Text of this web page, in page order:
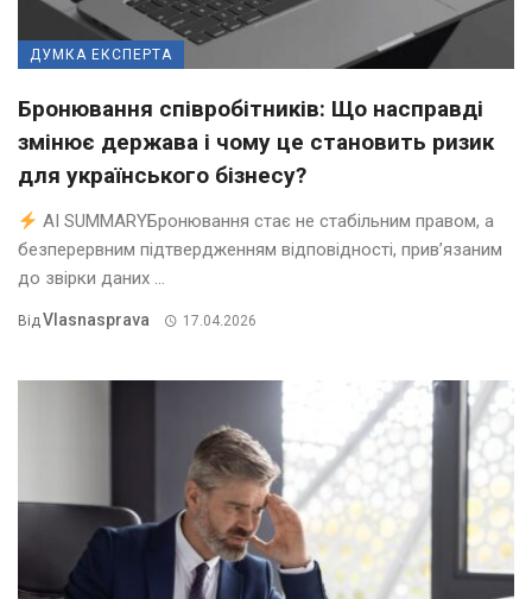
ДУМКА ЕКСПЕРТА
Бронювання співробітників: Що насправді
змінює держава і чому це становить ризик
для українського бізнесу?
AI SUMMARYБронювання стає не стабільним правом, а
безперервним підтвердженням відповідності, прив’язаним
до звірки даних ...
ВідVlasnasprava 17.04.2026